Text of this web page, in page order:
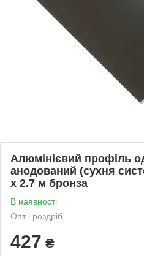
Алюмінієвий профіль
анодований (сухня
х 2.7 м бронза
В наявності
Опт і роздріб
427 ₴